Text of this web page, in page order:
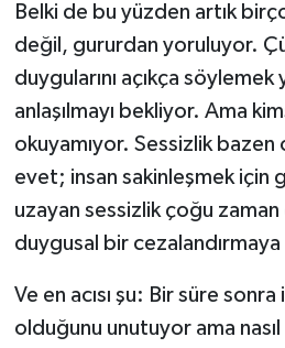
Belki de bu yüzden artık
değil, gururdan yoruluyor.
duygularını açıkça
anlaşılmayı bekliyor. Ama
okuyamıyor. Sessizlik
evet; insan sakinleşmek için
uzayan sessizlik çoğu
duygusal bir
Ve en acısı şu: Bir süre sonra
olduğunu unutuyor ama